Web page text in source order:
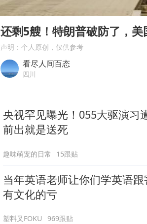
湖北公开征集涉
被错换37年女子
13岁少年白天写
Play
还剩5艘！特朗普破防了，
声明：个人原创，仅供参考
看尽人间百态
四川
央视罕见曝光！055大驱演习
前出就是送死
趣味萌宠的日常 15跟贴
当年英语老师让你们学英语
有文化的亏
塑料叉FOKU 969跟贴